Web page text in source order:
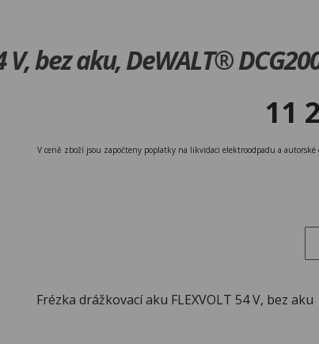
bez aku, DeWALT®
11
V ceně zboží jsou započteny poplatky na likvidaci elektroodpadu a
Frézka drážkovací aku FLEXVOLT 54 V, bez aku